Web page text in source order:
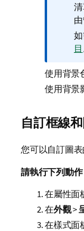
備
註
目
使用背景
使用背景
自訂框線
您可以自訂圖表
請執行下列動作
在屬性面
在外觀>
在樣式面